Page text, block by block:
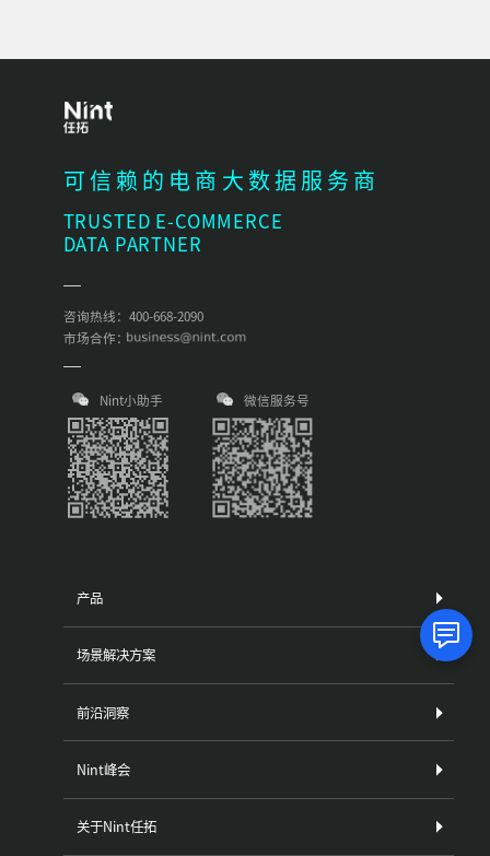
可信赖的电商大数据服务商
TRUSTED E-COMMERCE
DATA PARTNER
咨询热线：400-668-2090
市场合作：
Nint小助手 微信服务号
产品
场景解决方案
前沿洞察
Nint峰会
关于Nint任拓